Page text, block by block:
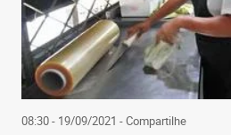
08:30 - 19/09/2021 - Compartilhe